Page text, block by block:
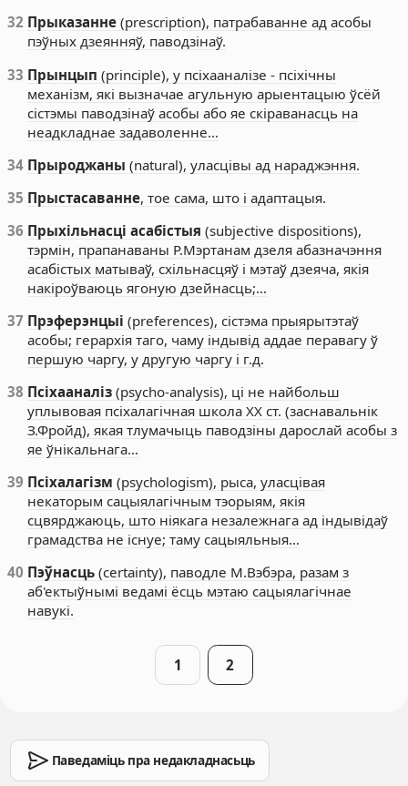
32 Прыказанне (prescription), патрабаванне ад асобы
пэўных дзеянняў, паводзінаў.
33 Прынцып (principle), у псіхааналізе - псіхічны
механізм, які вызначае агульную арыентацыю ўсёй
сістэмы паводзінаў асобы або яе скіраванасць на
неадкладнае задаволенне…
34 Прыроджаны (natural), уласцівы ад нараджэння.
35 Прыстасаванне, тое сама, што і адаптацыя.
36 Прыхільнасці асабістыя (subjective dispositions),
тэрмін, прапанаваны Р.Мэртанам дзеля абазначэння
асабістых матываў, схільнасцяў і мэтаў дзеяча, якія
накіроўваюць ягоную дзейнасць;…
37 Прэферэнцыі (preferences), сістэма прыярытэтаў
асобы; герархія таго, чаму індывід аддае перавагу ў
першую чаргу, у другую чаргу і г.д.
38 Псіхааналіз (psycho-analysis), ці не найбольш
уплывовая псіхалагічная школа ХХ ст. (заснавальнік
З.Фройд), якая тлумачыць паводзіны дарослай асобы з
яе ўнікальнага…
39 Псіхалагізм (psychologism), рыса, уласцівая
некаторым сацыялагічным тэорыям, якія
сцвярджаюць, што ніякага незалежнага ад індывідаў
грамадства не існуе; таму сацыяльныя…
40 Пэўнасць (certainty), паводле М.Вэбэра, разам з
аб'ектыўнымі ведамі ёсць мэтаю сацыялагічнае
навукі.
1 2
Паведаміць пра недакладнасьць